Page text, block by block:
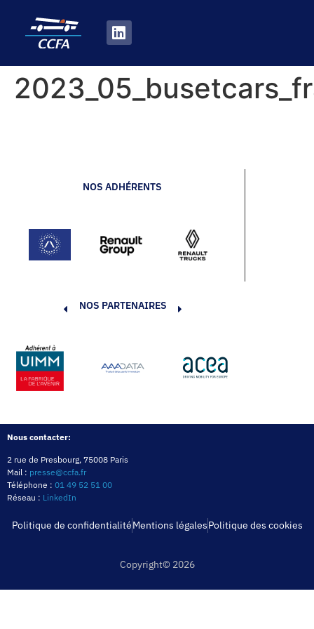
NOS ADHÉRENTS
NOS PARTENAIRES
Nous contacter:
2 rue de Presbourg, 75008 Paris
Mail : presse@ccfa.fr
Téléphone : 01 49 52 51 00
Réseau : LinkedIn
Politique de confidentialitéMentions légalesPolitique des cookies
Copyright© 2026